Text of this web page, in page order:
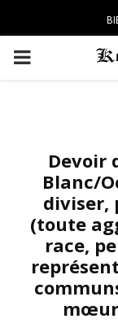
PRIMARY
Devoir
Blanc/
diviser,
(toute
race,